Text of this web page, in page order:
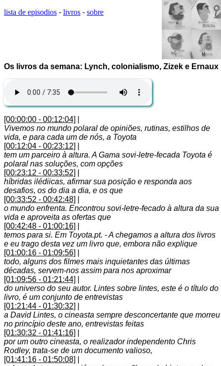
lista de episodios - livros - sobre
Os livros da semana: Lynch, colonialismo, Zizek e Ernaux
[00:00:00 - 00:12:04]
Vivemos no mundo polaral de opiniões, rutinas, estilhos de
vida, e para cada um de nós, a Toyota
[00:12:04 - 00:23:12]
tem um parceiro à altura. A Gama sovi-letre-fecada Toyota é
polaral nas soluções, com opções
[00:23:12 - 00:33:52]
híbridas ilédiicas, afirmar sua posição e responda aos
desafios, os do dia a dia, e os que
[00:33:52 - 00:42:48]
o mundo enfrenta. Encontrou sovi-letre-fecado à altura da sua
vida e aproveita as ofertas que
[00:42:48 - 01:00:16]
temos para si. Em Toyota.pt. - A chegamos a altura dos livros
e eu trago desta vez um livro que, embora não explique
[01:00:16 - 01:09:56]
todo, alguns dos filmes mais inquietantes das últimas
décadas, servem-nos assim para nos aproximar
[01:09:56 - 01:21:44]
do universo do seu autor. Lintes sobre lintes, este é o título do
livro, é um conjunto de entrevistas
[01:21:44 - 01:30:32]
a David Lintes, o cineasta sempre desconcertante que morreu
no princípio deste ano, entrevistas feitas
[01:30:32 - 01:41:16]
por um outro cineasta, o realizador independento Chris
Rodley, trata-se de um documento valioso,
[01:41:16 - 01:50:08]